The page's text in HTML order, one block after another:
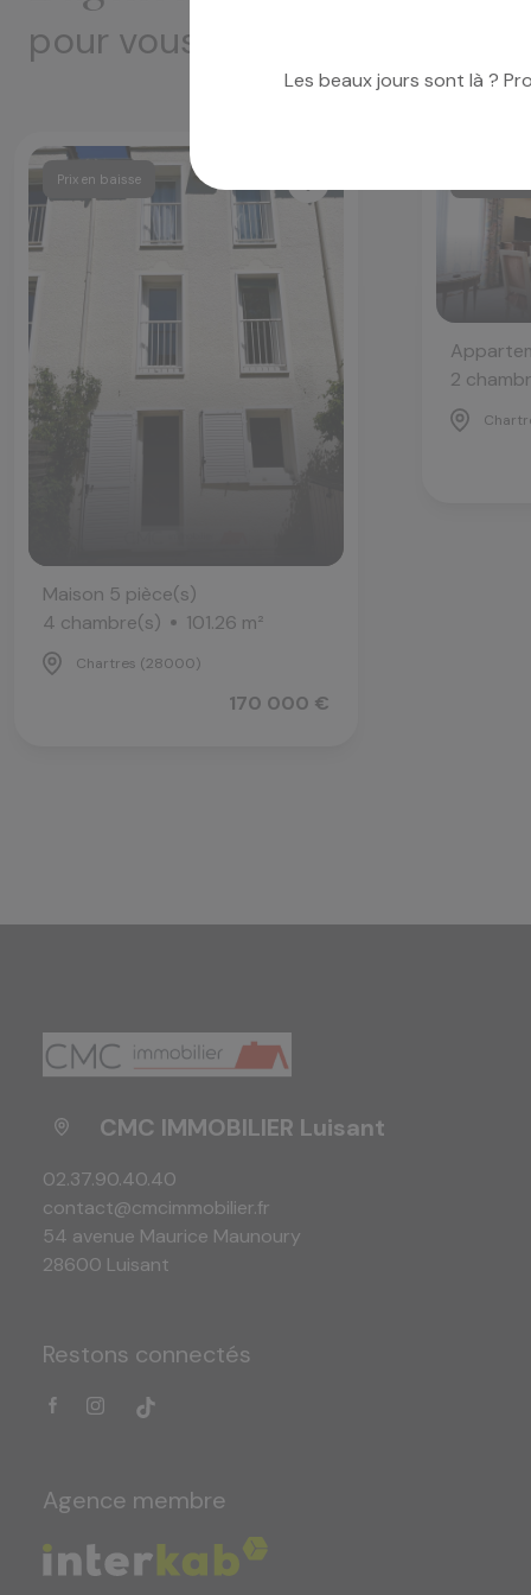
pour vous
Prix en baisse
Maison 5 pièce(s)
4 chambre(s)
101.26 m²
Chartres (28000)
170 000 €
2
Les beaux jours sont là ?
CMC IMMOBILIER Luisant
02.37.90.40.40
contact@cmcimmobilier.fr
54 avenue Maurice Maunoury
28600 Luisant
Restons connectés
Agence membre